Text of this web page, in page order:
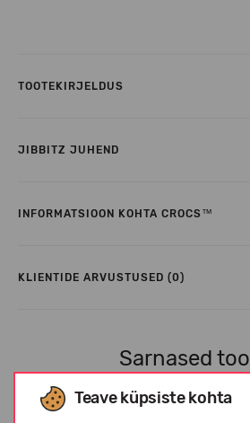
Teave küpsiste kohta
TOOTEKIRJELDUS
JIBBITZ JUHEND
INFORMATSIOON KOHTA CROCS™
KLIENTIDE ARVUSTUSED (0)
Sarnased